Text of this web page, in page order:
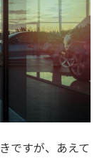
ですが、あえて